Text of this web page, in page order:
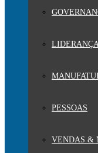
PESSOAS
VENDAS &